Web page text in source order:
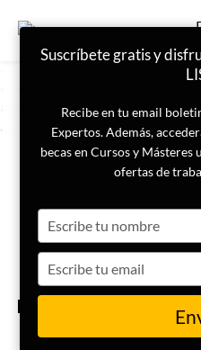
Guerra
Guerra
claves
¿Qué
Suscríbete gratis y
Recibe en tu email
Expertos. Además,
becas en Cursos y
ofertas de
your
name
your
email